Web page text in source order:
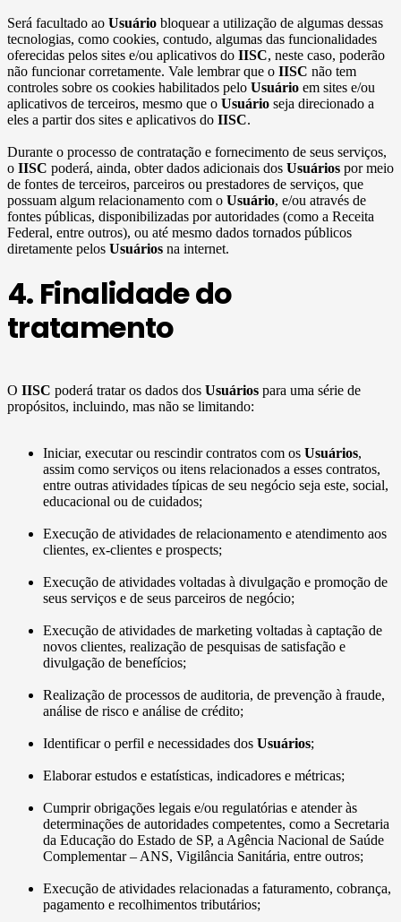
Será facultado ao Usuário bloquear a utilização de algumas dessas
tecnologias, como cookies, contudo, algumas das funcionalidades
oferecidas pelos sites e/ou aplicativos do IISC, neste caso, poderão
não funcionar corretamente. Vale lembrar que o IISC não tem
controles sobre os cookies habilitados pelo Usuário em sites e/ou
aplicativos de terceiros, mesmo que o Usuário seja direcionado a
eles a partir dos sites e aplicativos do IISC.
Durante o processo de contratação e fornecimento de seus serviços,
o IISC poderá, ainda, obter dados adicionais dos Usuários por meio
de fontes de terceiros, parceiros ou prestadores de serviços, que
possuam algum relacionamento com o Usuário, e/ou através de
fontes públicas, disponibilizadas por autoridades (como a Receita
Federal, entre outros), ou até mesmo dados tornados públicos
diretamente pelos Usuários na internet.
4. Finalidade do
tratamento
O IISC poderá tratar os dados dos Usuários para uma série de
propósitos, incluindo, mas não se limitando:
Iniciar, executar ou rescindir contratos com os Usuários,
assim como serviços ou itens relacionados a esses contratos,
entre outras atividades típicas de seu negócio seja este, social,
educacional ou de cuidados;
Execução de atividades de relacionamento e atendimento aos
clientes, ex-clientes e prospects;
Execução de atividades voltadas à divulgação e promoção de
seus serviços e de seus parceiros de negócio;
Execução de atividades de marketing voltadas à captação de
novos clientes, realização de pesquisas de satisfação e
divulgação de benefícios;
Realização de processos de auditoria, de prevenção à fraude,
análise de risco e análise de crédito;
Identificar o perfil e necessidades dos Usuários;
Elaborar estudos e estatísticas, indicadores e métricas;
Cumprir obrigações legais e/ou regulatórias e atender às
determinações de autoridades competentes, como a Secretaria
da Educação do Estado de SP, a Agência Nacional de Saúde
Complementar – ANS, Vigilância Sanitária, entre outros;
Execução de atividades relacionadas a faturamento, cobrança,
pagamento e recolhimentos tributários;